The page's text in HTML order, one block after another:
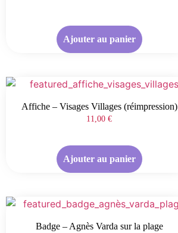
Ajouter au panier
Affiche – Visages Villages (réimpression)
11,00 €
Ajouter au panier
Badge – Agnès Varda sur la plage